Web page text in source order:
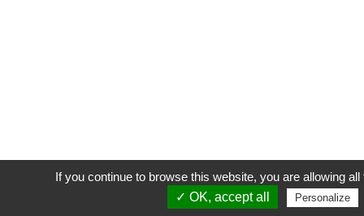
If you continue to browse this website, you are allowing
✓ OK, accept all
Personalize